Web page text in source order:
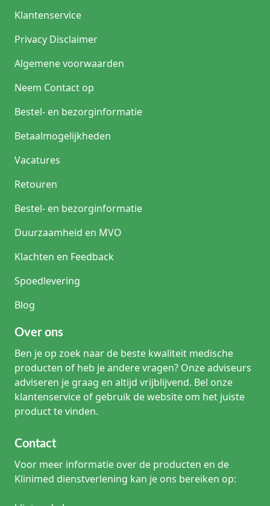
Klantenservice
Privacy Disclaimer
Algemene voorwaarden
Neem Contact op
Bestel- en bezorginformatie
Betaalmogelijkheden
Vacatures
Retouren
Bestel- en bezorginformatie
Duurzaamheid en MVO
Klachten en Feedback
Spoedlevering
Blog
Over ons
Ben je op zoek naar de beste kwaliteit medische
producten of heb je andere vragen? Onze adviseurs
adviseren je graag en altijd vrijblijvend. Bel onze
klantenservice of gebruik de website om het juiste
product te vinden.
Contact
Voor meer informatie over de producten en de
Klinimed dienstverlening kan je ons bereiken op: